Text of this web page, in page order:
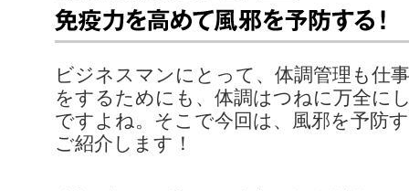
ビジネスマンにとって、体調管理も仕
をするためにも、体調はつねに万全に
ですよね。そこで今回は、風邪を予防
ご紹介します！